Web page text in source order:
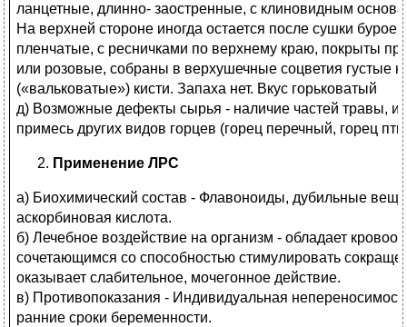
ланцетные, длинно- заостренные, с клиновидным
На верхней стороне иногда остается после сушки
пленчатые, с ресничками по верхнему краю, покрыты
или розовые, собраны в верхушечные соцветия густые
(«вальковатые») кисти. Запаха нет. Вкус горьковатый
д) Возможные дефекты сырья - наличие частей травы,
примесь других видов горцев (горец перечный, горец
Применение ЛРС
а) Биохимический состав - Флавоноиды, дубильные
аскорбиновая кислота.
б) Лечебное воздействие на организм - обладает
сочетающимся со способностью стимулировать
оказывает слабительное, мочегонное действие.
в) Противопоказания - Индивидуальная
ранние сроки беременности.